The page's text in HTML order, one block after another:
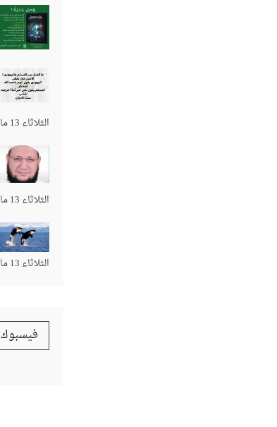
الثلاثاء 13 مايو 2025
الثلاثاء 13 مايو 2025
الثلاثاء 13 مايو 2025
فيسبوك